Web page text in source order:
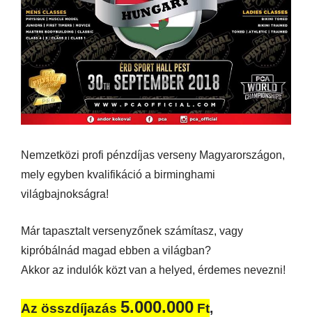
Nemzetközi profi pénzdíjas verseny Magyarországon,
mely egyben kvalifikáció a birminghami
világbajnokságra!
Már tapasztalt versenyzőnek számítasz, vagy
kipróbálnád magad ebben a világban?
Akkor az indulók közt van a helyed, érdemes nevezni!
Az összdíjazás 5.000.000 Ft,